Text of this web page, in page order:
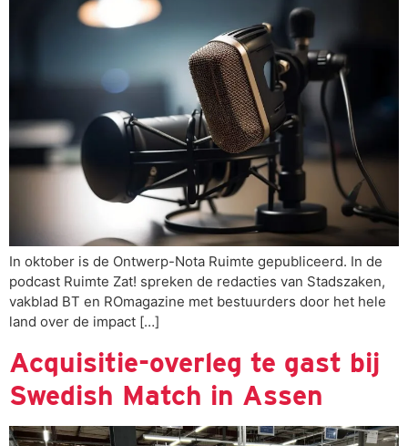
In oktober is de Ontwerp-Nota Ruimte gepubliceerd. In de
podcast Ruimte Zat! spreken de redacties van Stadszaken,
vakblad BT en ROmagazine met bestuurders door het hele
land over de impact […]
Acquisitie-overleg te gast bij
Swedish Match in Assen